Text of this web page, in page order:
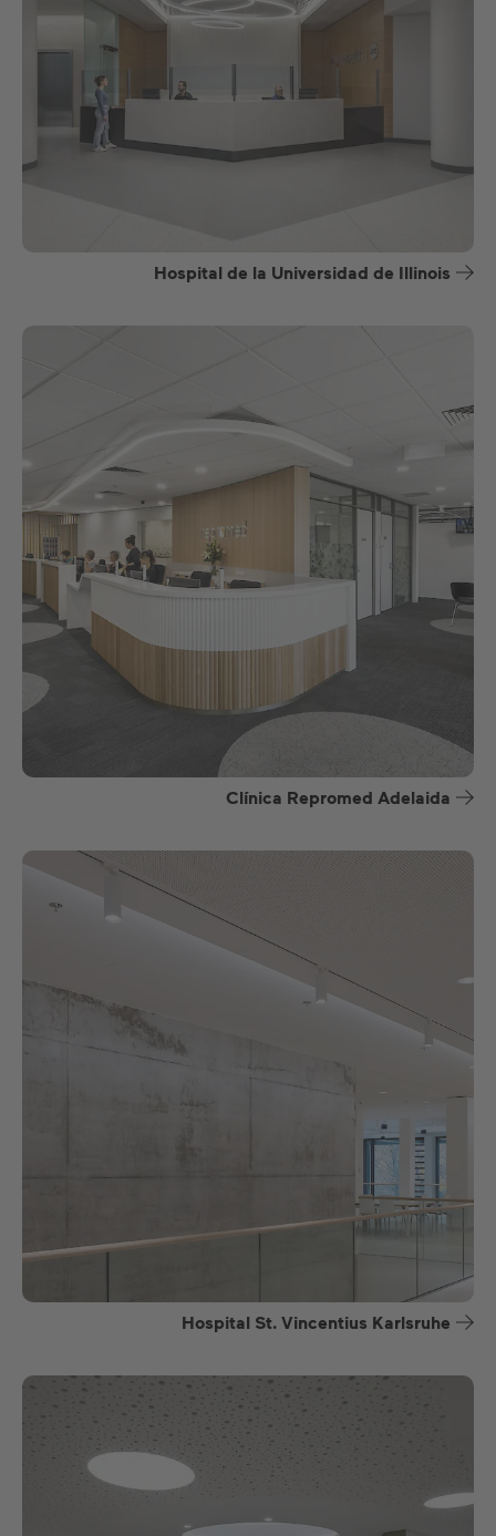
Hospital de la Universidad de Illinois
Clínica Repromed Adelaida
Hospital St. Vincentius Karlsruhe